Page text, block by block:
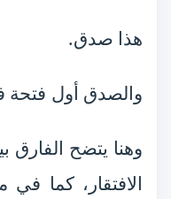
هذا صدق.
والصدق أول فتحة
وهنا يتضح الفارق
الافتقار، كما